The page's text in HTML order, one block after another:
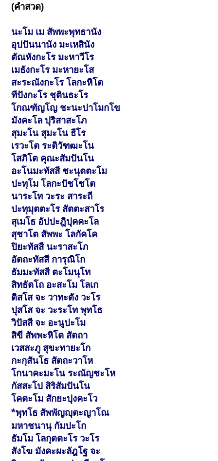
(คำสวด)
นะโม เม สัพพะพุทธานัง
อุปปันนานัง มะเหสินัง
ตัณหังกะโร มะหาวีโร
เมธังกะโร มะหายะโส
สะระณังกะโร โลกะหิโต
ทีปังกะโร ชุตินธะโร
โกณฑัญโญ ชะนะปาโมกโข
มังคะโล ปุริสาสะโภ
สุมะโน สุมะโน ธีโร
เรวะโต ระติวัฑฒะโน
โสภิโต คุณะสัมปันโน
อะโนมะทัสสี ชะนุตตะโม
ปะทุโม โลกะปัชโชโต
นาระโท วะระ สาระถี
ปะทุมุตตะโร สัตตะสาโร
สุเมโธ อัปปะฎิปุคคะโล
สุชาโต สัพพะ โลกัคโค
ปิยะทัสสี นะราสะโภ
อัตถะทัสสี การุณิโก
ธัมมะทัสสี ตะโมนุโท
สิทธัตโถ อะสะโม โลเก
ติสโส จะ วาทะตัง วะโร
ปุสโส จะ วะระโท พุทโธ
วิปัสสี จะ อะนูปะโม
สิขี สัพพะหิโต สัตถา
เวสสะภู สุขะทายะโก
กะกุสันโธ สัตถะวาโห
โกนาคะมะโน ระณัญชะโห
กัสสะโป สิริสัมปันโน
โคตะโม สักยะปุงคะโว
*พุทโธ สัพพัญญุตะญาโณ
มหาชนานุ กัมปะโก
ธัมโม โลกุตตะโร วะโร
สังโฆ มังคะผะลัฎโฐ จะ